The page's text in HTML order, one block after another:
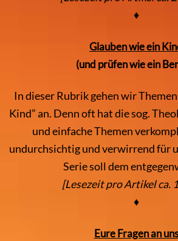
♦
Glauben wie ein
(und prüfen wie ein
In dieser Rubrik gehen wir
Kind” an. Denn oft hat die sog.
und einfache Themen
undurchsichtig und verwirrend für
Serie soll dem
[Lesezeit pro Artikel ca.
♦
Eure Fragen an uns